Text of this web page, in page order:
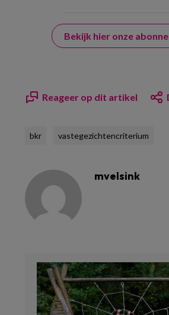
Bekijk hier onze
Reageer op dit artikel
bkr vastegezichtencriterium
mvelsink